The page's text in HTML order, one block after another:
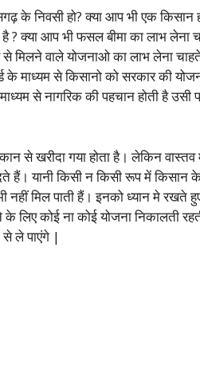
निवसी हो? क्या आप भी एक किसान
? क्या आप भी फसल बीमा का लाभ लेना
मिलने वाले योजनाओ का लाभ लेना
के माध्यम से किसानो को सरकार की
से नागरिक की पहचान होती है उसी
से खरीदा गया होता है। लेकिन
हैं। यानी किसी न किसी रूप में किसान
मिल पाती हैं। इनको ध्यान मे रखते
लिए कोई ना कोई योजना निकालती
से ले पाएंगे |